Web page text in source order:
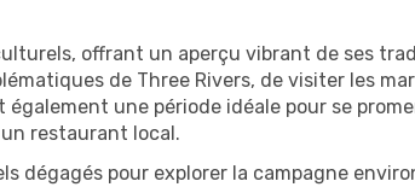
offrant un aperçu vibrant de ses
de Three Rivers, de visiter les
une période idéale pour se
restaurant local.
dégagés pour explorer la campagne